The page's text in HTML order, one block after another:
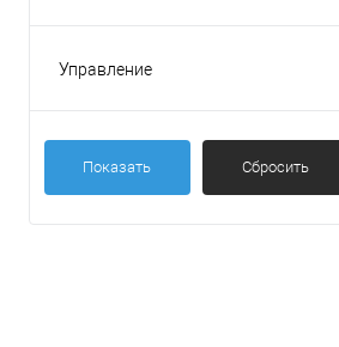
Серебристый
Управление
Пульт ДУ
Показать Сбросить